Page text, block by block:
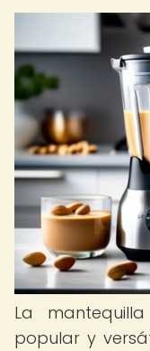
La
popular y